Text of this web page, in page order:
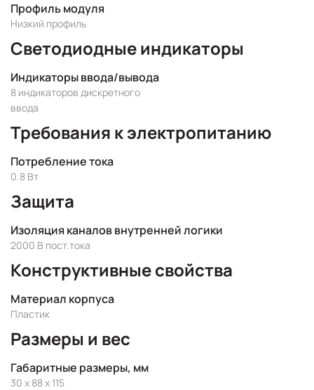
Профиль модуля
Низкий профиль
Светодиодные индикаторы
Индикаторы ввода/вывода
8 индикаторов дискретного
ввода
Требования к электропитанию
Потребление тока
0.8 Вт
Защита
Изоляция каналов внутренней логики
2000 В пост.тока
Конструктивные свойства
Материал корпуса
Пластик
Размеры и вес
Габаритные размеры, мм
30 x 88 x 115